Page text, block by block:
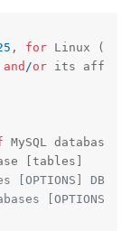
, for Linux
and /or its
MySQL databases
[OPTIONS] DB1
[OPTIONS]